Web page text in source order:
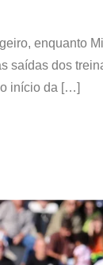
enquanto
saídas dos
início da […]